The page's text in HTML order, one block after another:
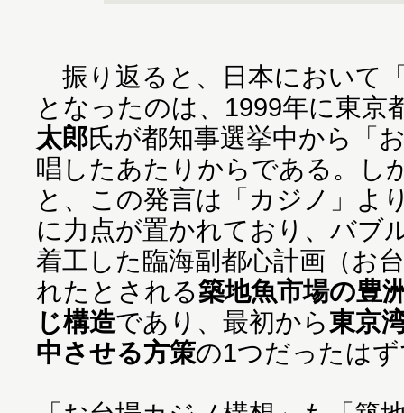
振り返ると、日本において
となったのは、1999年に東京
太郎氏が都知事選挙中から「
唱したあたりからである。し
と、この発言は「カジノ」よ
に力点が置かれており、バブ
着工した臨海副都心計画（お
れたとされる築地魚市場の豊
じ構造であり、最初から東京
中させる方策の1つだったは